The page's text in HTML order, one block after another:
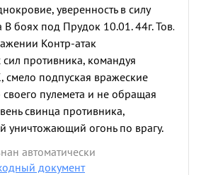
уверенность в силу
В боях под Прудок 10.01. 44г. Тов.
Контр-атак
противника, командуя
подпуская вражеские
пулемета и не обращая
свинца противника,
уничтожающий огонь по врагу.
без силие против Чероее-
бросая на) полед боях
автоматически
документ